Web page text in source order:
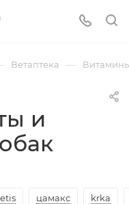
Ветаптека —
и
цамакс krka